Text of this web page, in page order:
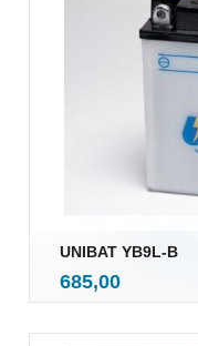
UNIBAT YB9L-B
Pris
685,00mva.